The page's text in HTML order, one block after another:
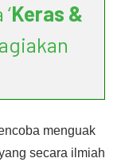
Keras &
menguak
secara ilmiah